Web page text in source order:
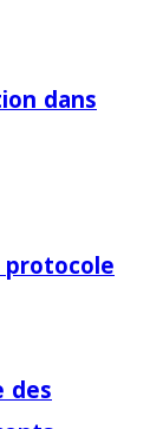
dans
protocole
des